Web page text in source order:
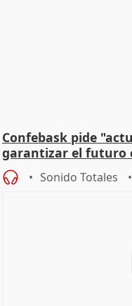
Confebask pide
garantizar el futuro
Sonido Totales